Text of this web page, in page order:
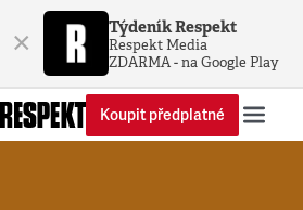
× Týdeník Respekt
Respekt Media
ZDARMA - na Google Play
Koupit předplatné